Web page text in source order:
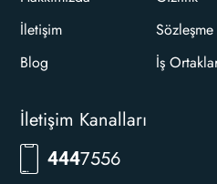
İletişim
Blog
Sözleşme
İş
İletişim Kanalları
444RKLM